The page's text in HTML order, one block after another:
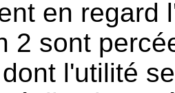
en regard
2 sont
l'utilité